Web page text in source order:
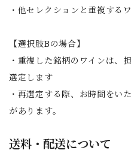
・他セレクションと重複する
【選択肢Bの場合】
・重複した銘柄のワインは、
選定します
・再選定する際、お時間をい
があります。
送料・配送について